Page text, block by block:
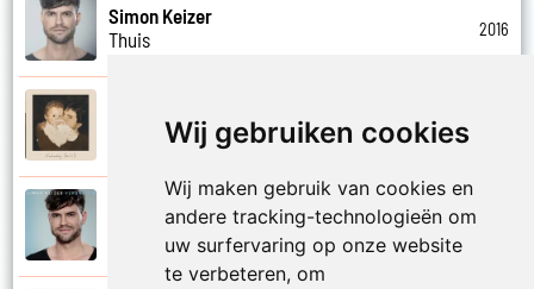
Wij gebruiken cookies
Wij maken gebruik van cookies en
andere tracking-technologieën om
uw surfervaring op onze website
te verbeteren, om
Simon Keizer
Thuis
2016
Simon Keizer
Vaderdag (deel 2)
Simon Keizer
Verdwalen